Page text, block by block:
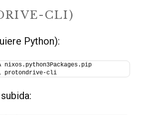
CLI)
Python):
protondrive-cli